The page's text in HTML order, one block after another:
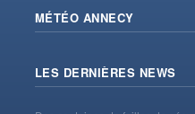
MÉTÉO ANNECY
LES DERNIÈRES NEWS